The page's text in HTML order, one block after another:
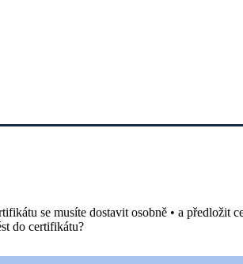
se musíte dostavit osobně • a
do certifikátu?